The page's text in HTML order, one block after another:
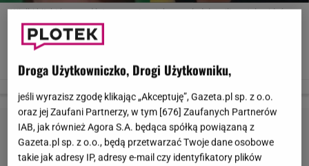
Wielki hit, który przed laty z zapartym tchem oglądały miliony telewidzów
na całym świecie, znów zagości na polskich ekranach. 'Esmeraldę' -
uznawaną za jeden z najpopularniejszych latynoskich seriali wszech
czasów - po 20 latach od jej światowej premiery przypomni jesienią
Zobaczcie naszą galerię.Screen / Youtube / Esmeralda
Droga Użytkowniczko, Drogi Użytkowniku,
jeśli wyrazisz zgodę klikając „Akceptuję”, Gazeta.pl sp. z o.o.
oraz jej Zaufani Partnerzy, w tym [676] Zaufanych Partnerów
IAB, jak również Agora S.A. będąca spółką powiązaną z
Gazeta.pl sp. z o.o., będą przetwarzać Twoje dane osobowe
takie jak adresy IP, adresy e-mail czy identyfikatory plików